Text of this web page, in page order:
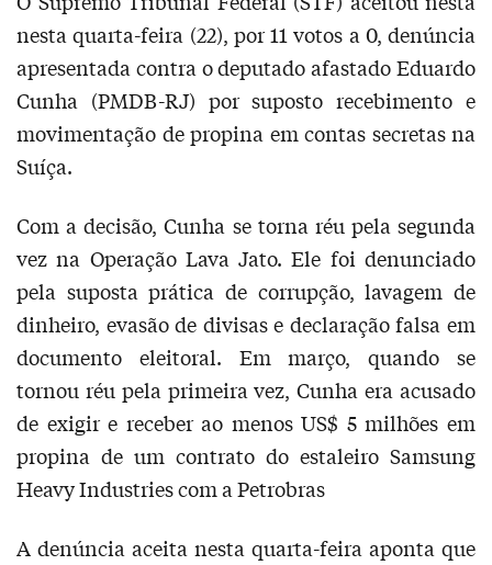
nesta quarta-feira (22), por 11 votos a 0, denúncia
apresentada contra o deputado afastado Eduardo
Cunha (PMDB-RJ) por suposto recebimento e
movimentação de propina em contas secretas na
Suíça.
Com a decisão, Cunha se torna réu pela segunda
vez na Operação Lava Jato. Ele foi denunciado
pela suposta prática de corrupção, lavagem de
dinheiro, evasão de divisas e declaração falsa em
documento eleitoral. Em março, quando se
tornou réu pela primeira vez, Cunha era acusado
de exigir e receber ao menos US$ 5 milhões em
propina de um contrato do estaleiro Samsung
Heavy Industries com a Petrobras
A denúncia aceita nesta quarta-feira aponta que